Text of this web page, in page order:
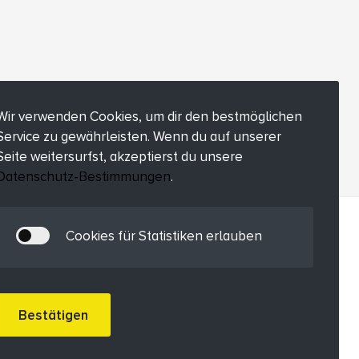
verwenden Cookies, um dir den bestmöglichen
zu gewährleisten. Wenn du auf unserer
weitersurfst, akzeptierst du unsere
Bestimmungen.
Cookies für Statistiken erlauben
Bestätigen